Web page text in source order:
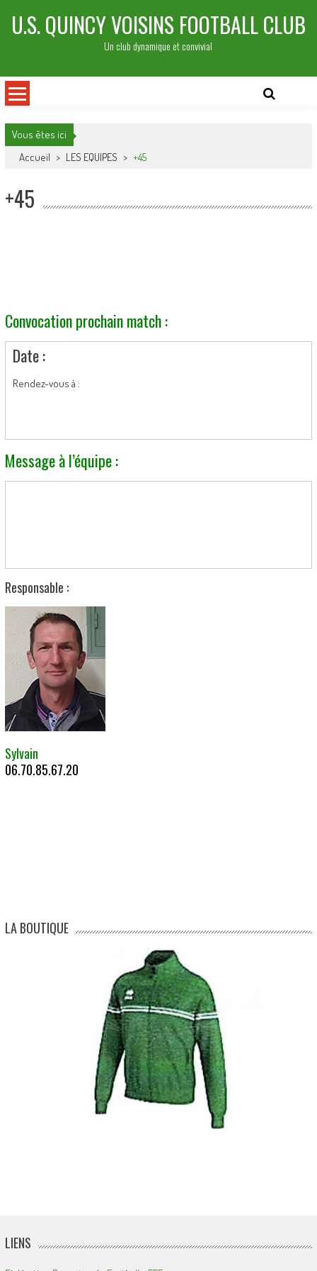
content
U.S. QUINCY VOISINS FOOTBALL CLUB
Un club dynamique et convivial
Vous êtes ici
Accueil > LES EQUIPES > +45
+45
Convocation prochain match :
Date :
Rendez-vous à :
Message à l’équipe :
Responsable :
Sylvain
06.70.85.67.20
LA BOUTIQUE
LIENS